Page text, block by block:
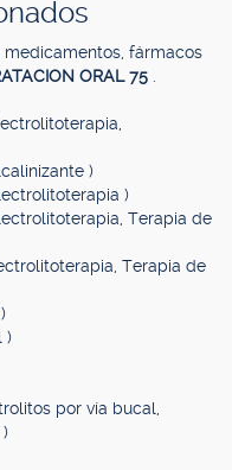
fármacos
ORAL 75
)
)
Terapia de
Terapia de
)
por vía bucal,